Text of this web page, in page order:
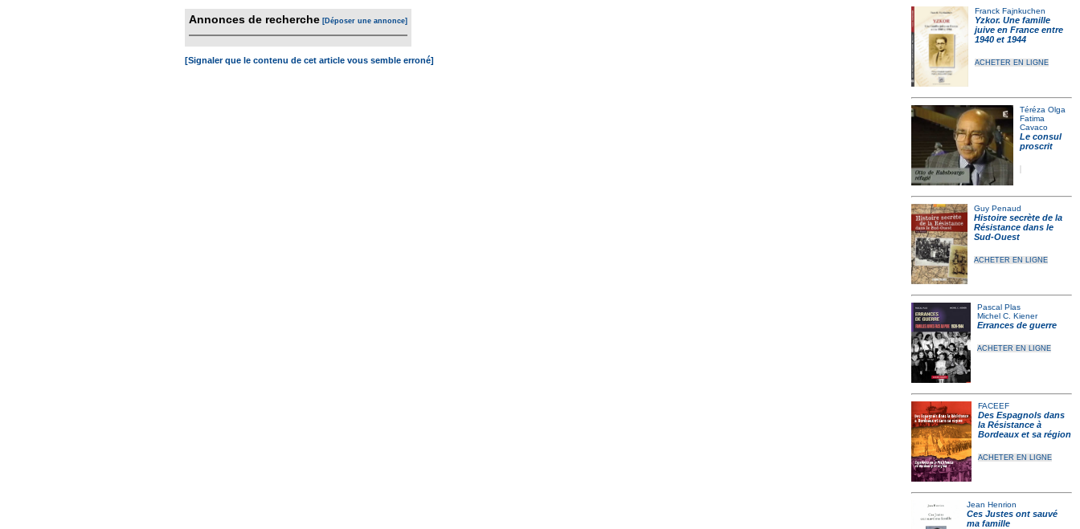
Franck Fajnkuchen
Yzkor. Une famille
juive en France entre
1940 et 1944
ACHETER EN LIGNE
Téréza Olga
Fatima
Cavaco
Le consul
proscrit
Guy Penaud
Histoire secrète de la
Résistance dans le
Sud-Ouest
ACHETER EN LIGNE
Pascal Plas
Michel C. Kiener
Errances de guerre
ACHETER EN LIGNE
FACEEF
Des Espagnols dans
la Résistance à
Bordeaux et sa région
ACHETER EN LIGNE
Jean Henrion
Ces Justes ont sauvé
ma famille
Annonces de recherche [Déposer une annonce]
[Signaler que le contenu de cet article vous semble erroné]